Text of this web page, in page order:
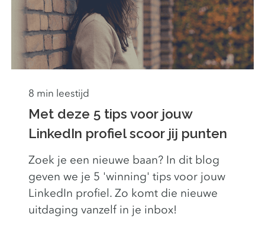
8 min leestijd
Met deze 5 tips voor jouw
LinkedIn profiel scoor jij punten
Zoek je een nieuwe baan? In dit blog
geven we je 5 'winning' tips voor jouw
LinkedIn profiel. Zo komt die nieuwe
uitdaging vanzelf in je inbox!